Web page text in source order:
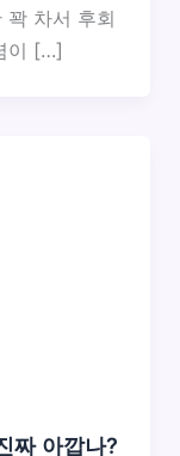
꽉 차서 후회
이 […]
짜 아깝나?